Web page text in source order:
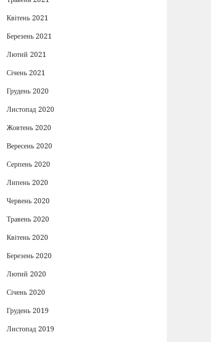
Квітень 2021
Березень 2021
Лютий 2021
Січень 2021
Грудень 2020
Листопад 2020
Жовтень 2020
Вересень 2020
Серпень 2020
Липень 2020
Червень 2020
Травень 2020
Квітень 2020
Березень 2020
Лютий 2020
Січень 2020
Грудень 2019
Листопад 2019